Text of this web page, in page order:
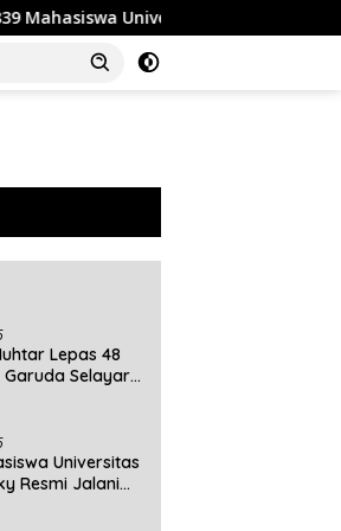
Megarezky Resmi Jalani KKN
Lepas 48
Selayar
Universitas
Resmi Jalani